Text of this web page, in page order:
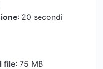
: 20 secondi
file: 75 MB